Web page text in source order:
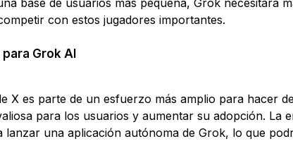
con estos jugadores importantes.
Grok AI
X es parte de un esfuerzo más amplio para hacer
para los usuarios y aumentar su adopción. La
lanzar una aplicación autónoma de Grok, lo que